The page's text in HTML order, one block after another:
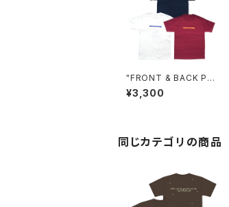
"FRONT & BACK Pri
nt" LADIES T-SHIRT
S
¥3,300
同じカテゴリの商品